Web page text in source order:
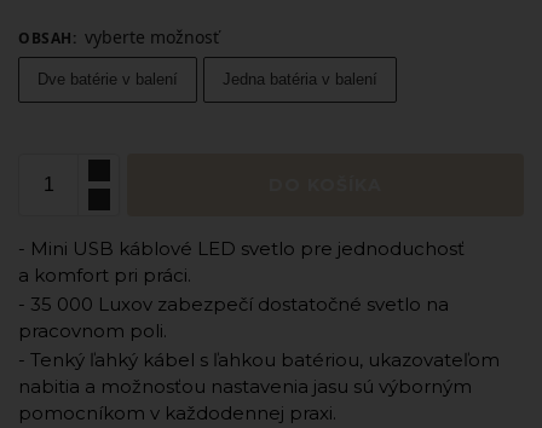
OBSAH: vyberte možnosť
Dve batérie v balení Jedna batéria v balení
- Mini USB káblové LED svetlo pre jednoduchosť
a komfort pri práci.
- 35 000 Luxov zabezpečí dostatočné svetlo na
pracovnom poli.
- Tenký ľahký kábel s ľahkou batériou, ukazovateľom
nabitia a možnosťou nastavenia jasu sú výborným
pomocníkom v každodennej praxi.